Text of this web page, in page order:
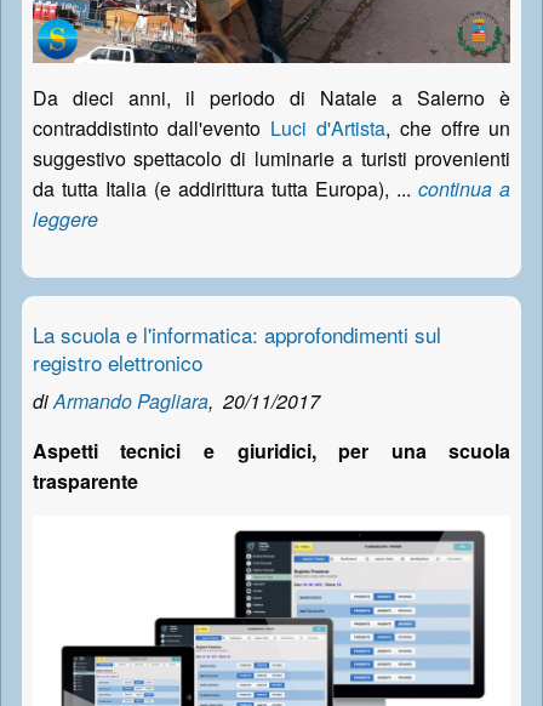
Da dieci anni, il periodo di Natale a Salerno è
contraddistinto dall'evento Luci d'Artista, che offre un
suggestivo spettacolo di luminarie a turisti provenienti
da tutta Italia (e addirittura tutta Europa), ...continua a
leggere
La scuola e l'informatica: approfondimenti sul
registro elettronico
diArmando Pagliara, 20/11/2017
Aspetti tecnici e giuridici, per una scuola
trasparente